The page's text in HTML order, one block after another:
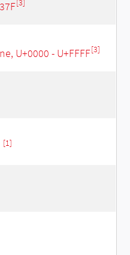
[3]
U+0000 - U+FFFF[3]
[1]